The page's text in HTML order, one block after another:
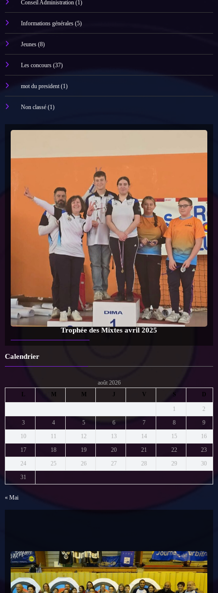
Conseil Administration(1)
Informations générales(5)
Jeunes(8)
Les concours(37)
mot du president(1)
Non classé(1)
Trophée des Mixtes avril 2025
Calendrier
août 2026
L
M M J V S D
1
2
3
4 5 6 7 8
9
10
11 12 13 14 15
16
17
18 19 20 21 22
23
24
25 26 27 28 29
30
31
« Mai